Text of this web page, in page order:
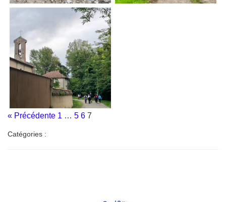
« Précédente 1 … 5 6 7
Catégories :